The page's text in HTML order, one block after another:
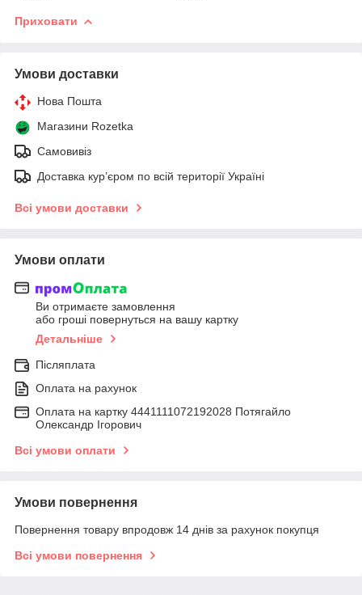
Приховати
Умови доставки
Нова Пошта
Магазини Rozetka
Самовивіз
Доставка кур’єром по всій території Україні
Всі умови доставки
Умови оплати
Ви отримаєте замовлення
або гроші повернуться на вашу картку
Детальніше
Післяплата
Оплата на рахунок
Оплата на картку 4441111072192028 Потягайло
Олександр Ігорович
Всі умови оплати
Умови повернення
Повернення товару впродовж 14 днів за рахунок покупця
Всі умови повернення